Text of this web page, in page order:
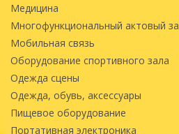
Медицина
Многофункциональный актовый
Мобильная связь
Оборудование спортивного зала
Одежда сцены
Одежда, обувь, аксессуары
Пищевое оборудование
Портативная электроника